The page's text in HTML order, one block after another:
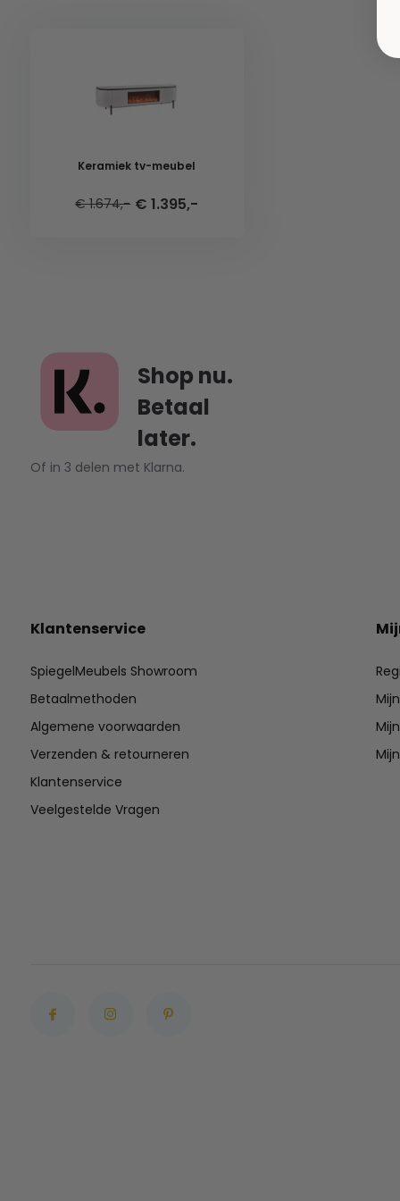
Keramiek tv-meubel
€ 1.674,- € 1.395,-
Shop nu.
Betaal
later.
Of in 3 delen met Klarna.
Klantenservice
SpiegelMeubels Showroom
Betaalmethoden
Algemene voorwaarden
Verzenden & retourneren
Klantenservice
Veelgestelde Vragen